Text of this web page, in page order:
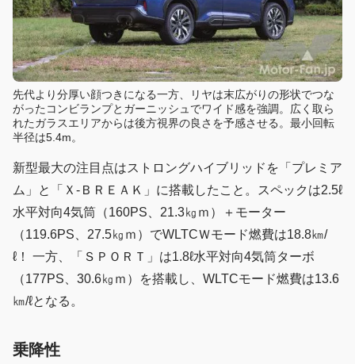
先代より分厚い顔つきになる一方、リヤは末広がりの形状でつな
がったコンビランプとガーニッシュでワイド感を強調。広く取ら
れたガラスエリアからは後方視界の良さを予感させる。最小回転
半径は5.4m。
新型最大の注目点はストロングハイブリッドを「プレミア
ム」と「Ｘ-ＢＲＥＡＫ」に搭載したこと。スペックは2.5ℓ
水平対向4気筒（160PS、21.3㎏ｍ）＋モーター
（119.6PS、27.5㎏ｍ）でWLTCＷモード燃費は18.8㎞/
ℓ！ 一方、「ＳＰＯＲＴ」は1.8ℓ水平対向4気筒ターボ
（177PS、30.6㎏ｍ）を搭載し、WLTCモード燃費は13.6
㎞/ℓとなる。
乗降性